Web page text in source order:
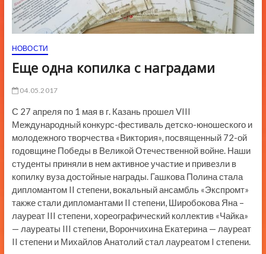
НОВОСТИ
Еще одна копилка с наградами
04.05.2017
С 27 апреля по 1 мая в г. Казань прошел VIII
Международный конкурс-фестиваль детско-юношеского и
молодежного творчества «Виктория», посвященный 72-ой
годовщине Победы в Великой Отечественной войне. Наши
студенты приняли в нем активное участие и привезли в
копилку вуза достойные награды. Гашкова Полина стала
дипломантом II степени, вокальный ансамбль «Экспромт»
также стали дипломантами II степени, Широбокова Яна –
лауреат III степени, хореографический коллектив «Чайка»
— лауреаты III степени, Ворончихина Екатерина — лауреат
II степени и Михайлов Анатолий стал лауреатом I степени.